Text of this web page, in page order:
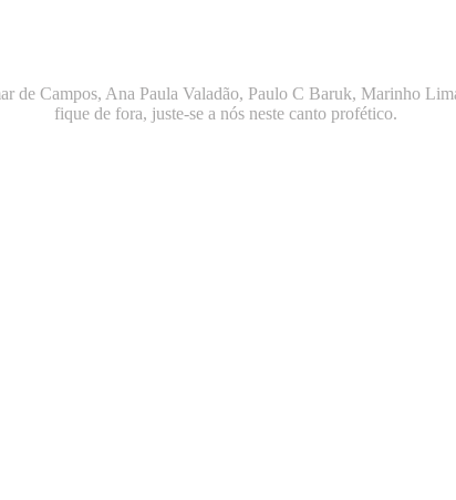
de Campos, Ana Paula Valadão, Paulo C Baruk, Marinho
fique de fora, juste-se a nós neste canto profético.